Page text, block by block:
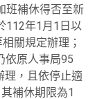
班補休得否至新
112年1月1日以
關規定辦理；
依原人事局95
理，且依停止適
補休期限為1